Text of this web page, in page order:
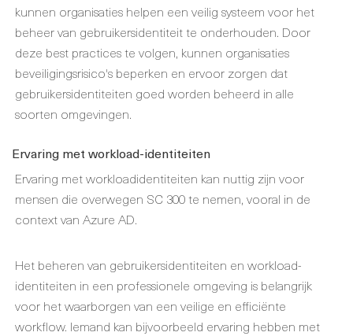
kunnen organisaties helpen een veilig systeem voor het
beheer van gebruikersidentiteit te onderhouden. Door
deze best practices te volgen, kunnen organisaties
beveiligingsrisico's beperken en ervoor zorgen dat
gebruikersidentiteiten goed worden beheerd in alle
soorten omgevingen.
Ervaring met workload-identiteiten
Ervaring met workloadidentiteiten kan nuttig zijn voor
mensen die overwegen SC 300 te nemen, vooral in de
context van Azure AD.
Het beheren van gebruikersidentiteiten en workload-
identiteiten in een professionele omgeving is belangrijk
voor het waarborgen van een veilige en efficiënte
workflow. Iemand kan bijvoorbeeld ervaring hebben met